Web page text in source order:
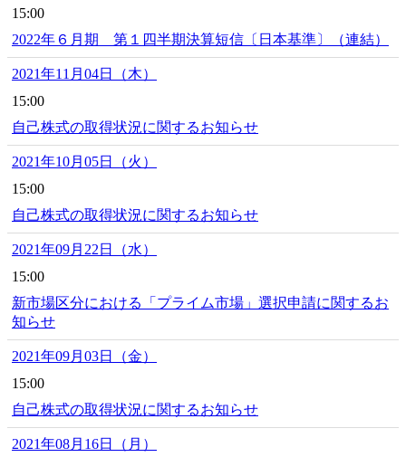
15:00
2022年６月期 第１四半期決算短信〔日本基準〕（連結）
2021年11月04日（木）
15:00
自己株式の取得状況に関するお知らせ
2021年10月05日（火）
15:00
自己株式の取得状況に関するお知らせ
2021年09月22日（水）
15:00
新市場区分における「プライム市場」選択申請に関するお
知らせ
2021年09月03日（金）
15:00
自己株式の取得状況に関するお知らせ
2021年08月16日（月）